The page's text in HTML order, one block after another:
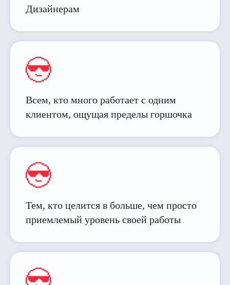
Дизайнерам
Всем, кто много работает с одним
клиентом, ощущая пределы горшочка
Тем, кто целится в больше, чем просто
приемлемый уровень своей работы